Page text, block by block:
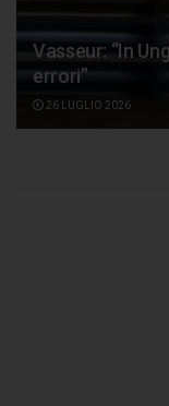
Vasseur: “In
errori”
26 LUGLIO 2026